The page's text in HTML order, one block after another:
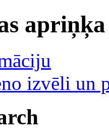
izvēli un